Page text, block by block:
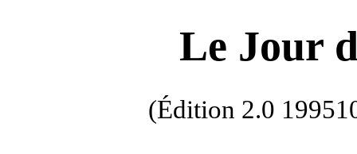
Le Jour
(Édition 2.0